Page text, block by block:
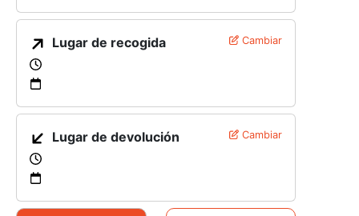
Lugar de recogida Cambiar
Lugar de devolución Cambiar